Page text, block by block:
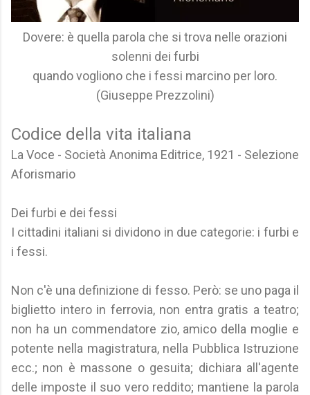
Dovere: è quella parola che si trova nelle orazioni
solenni dei furbi
quando vogliono che i fessi marcino per loro.
(Giuseppe Prezzolini)
Codice della vita italiana
La Voce - Società Anonima Editrice, 1921 - Selezione
Aforismario
Dei furbi e dei fessi
I cittadini italiani si dividono in due categorie: i furbi e
i fessi.
Non c'è una definizione di fesso. Però: se uno paga il
biglietto intero in ferrovia, non entra gratis a teatro;
non ha un commendatore zio, amico della moglie e
potente nella magistratura, nella Pubblica Istruzione
ecc.; non è massone o gesuita; dichiara all'agente
delle imposte il suo vero reddito; mantiene la parola